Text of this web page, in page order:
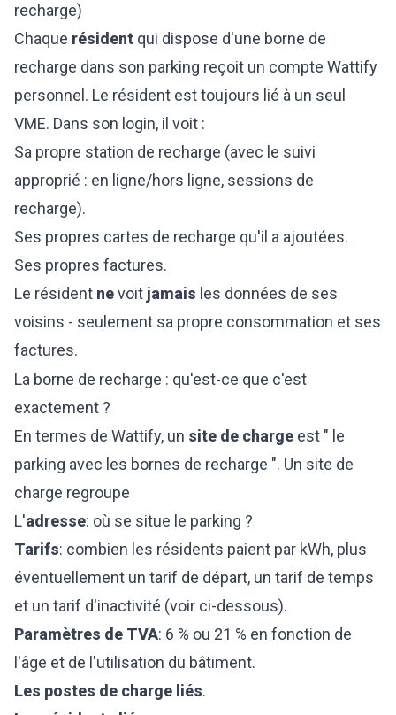
recharge)
Chaque résident qui dispose d'une borne de
recharge dans son parking reçoit un compte Wattify
personnel. Le résident est toujours lié à un seul
VME. Dans son login, il voit :
Sa propre station de recharge (avec le suivi
approprié : en ligne/hors ligne, sessions de
recharge).
Ses propres cartes de recharge qu'il a ajoutées.
Ses propres factures.
Le résident nevoit jamais les données de ses
voisins - seulement sa propre consommation et ses
factures.
La borne de recharge : qu'est-ce que c'est
exactement ?
En termes de Wattify, un site de charge est " le
parking avec les bornes de recharge ". Un site de
charge regroupe
L'adresse: où se situe le parking ?
Tarifs: combien les résidents paient par kWh, plus
éventuellement un tarif de départ, un tarif de temps
et un tarif d'inactivité (voir ci-dessous).
Paramètres de TVA: 6 % ou 21 % en fonction de
l'âge et de l'utilisation du bâtiment.
Les postes de charge liés.